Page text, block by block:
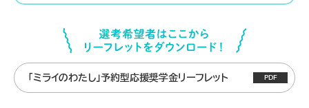
「ミライのわたし」予約型応援奨学金リーフレット